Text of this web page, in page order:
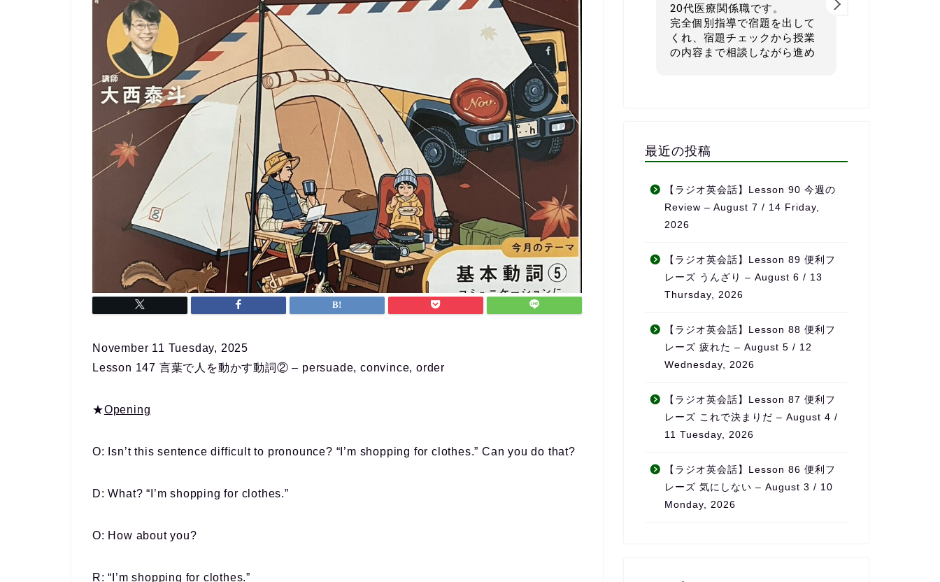
November 11 Tuesday, 2025
Lesson 147 言葉で人を動かす動詞② – persuade, convince, order
★Opening
O: Isn’t this sentence difficult to pronounce? “I’m shopping for clothes.” Can you do that?
D: What? “I’m shopping for clothes.”
O: How about you?
R: “I’m shopping for clothes.”
20代医療関係職です。
完全個別指導で宿題を出して
くれ、宿題チェックから授業
の内容まで相談しながら進め
ていただき、まさに求めてい
たスクールでした。
外国人講師とzoomで繋いだ
レッスンもしていただき、そ
の文字起こしを資料としてい
ただけるので復習にも役立ち
ます。
毎週相談しながら進めるので
なんとか仕事と両立すること
ができました。
英会話など目標がある方、サ
ポートを受けながら進めたい
方におすすめです！
40代 会社経営者です。
本気で英語を学びたい方にと
てもおすすめの英会話スクー
ルです。
る」「少しチャレンジング」
無理なく続けられ、自然とモ
チベーションの維持につなが
っています。
なく、学習の進み具合や弱点
をしっかり見て内容を調整し
てくれるため、「ちゃんと見
てもらえている」という安心
料金も他の英会話スクールと
比べてかなり良心的で、内容
ます。
何より、先生の生徒に対する
「この先生のもとでなら頑張
れる」と思える環境です。本
気で英語力を伸ばしたい方に
は、心からおすすめしたいス
最近の投稿
【ラジオ英会話】Lesson 90 今週の
Review – August 7 / 14 Friday,
2026
【ラジオ英会話】Lesson 89 便利フ
レーズ うんざり – August 6 / 13
Thursday, 2026
【ラジオ英会話】Lesson 88 便利フ
レーズ 疲れた – August 5 / 12
Wednesday, 2026
【ラジオ英会話】Lesson 87 便利フ
レーズ これで決まりだ – August 4 /
11 Tuesday, 2026
【ラジオ英会話】Lesson 86 便利フ
レーズ 気にしない – August 3 / 10
Monday, 2026